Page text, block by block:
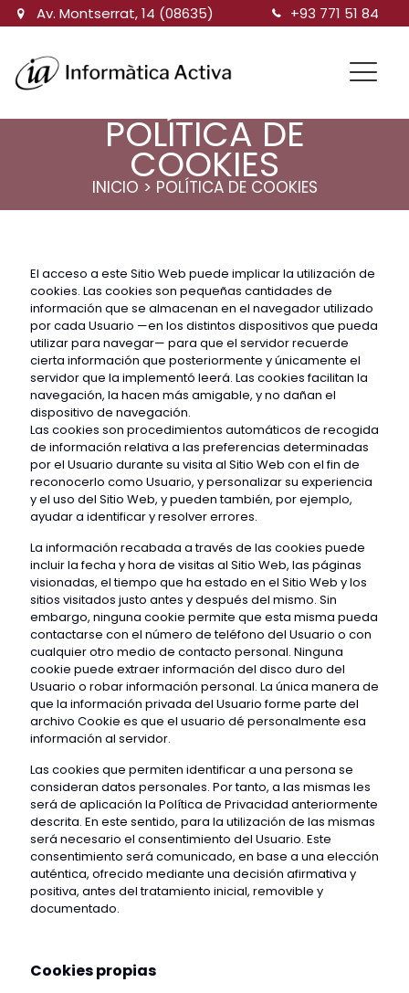
Av. Montserrat, 14 (08635) +93 771 51 84
POLÍTICA DE
COOKIES
INICIO > POLÍTICA DE COOKIES
El acceso a este Sitio Web puede implicar la utilización de
cookies. Las cookies son pequeñas cantidades de
información que se almacenan en el navegador utilizado
por cada Usuario —en los distintos dispositivos que pueda
utilizar para navegar— para que el servidor recuerde
cierta información que posteriormente y únicamente el
servidor que la implementó leerá. Las cookies facilitan la
navegación, la hacen más amigable, y no dañan el
dispositivo de navegación.
Las cookies son procedimientos automáticos de recogida
de información relativa a las preferencias determinadas
por el Usuario durante su visita al Sitio Web con el fin de
reconocerlo como Usuario, y personalizar su experiencia
y el uso del Sitio Web, y pueden también, por ejemplo,
ayudar a identificar y resolver errores.
La información recabada a través de las cookies puede
incluir la fecha y hora de visitas al Sitio Web, las páginas
visionadas, el tiempo que ha estado en el Sitio Web y los
sitios visitados justo antes y después del mismo. Sin
embargo, ninguna cookie permite que esta misma pueda
contactarse con el número de teléfono del Usuario o con
cualquier otro medio de contacto personal. Ninguna
cookie puede extraer información del disco duro del
Usuario o robar información personal. La única manera de
que la información privada del Usuario forme parte del
archivo Cookie es que el usuario dé personalmente esa
información al servidor.
Las cookies que permiten identificar a una persona se
consideran datos personales. Por tanto, a las mismas les
será de aplicación la Política de Privacidad anteriormente
descrita. En este sentido, para la utilización de las mismas
será necesario el consentimiento del Usuario. Este
consentimiento será comunicado, en base a una elección
auténtica, ofrecido mediante una decisión afirmativa y
positiva, antes del tratamiento inicial, removible y
documentado.
Cookies propias